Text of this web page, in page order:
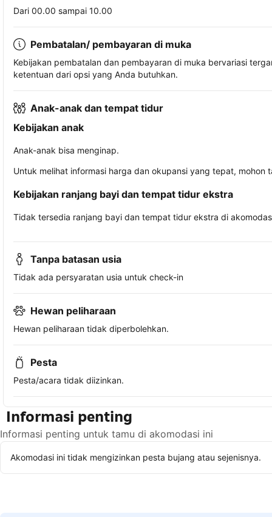
Dari 00.00 sampai 10.00
Pembatalan/ pembayaran di muka
Kebijakan pembatalan dan pembayaran di muka bervariasi
ketentuan dari opsi yang Anda butuhkan.
Anak-anak dan tempat tidur
Kebijakan anak
Anak-anak bisa menginap.
Untuk melihat informasi harga dan okupansi yang tepat,
Kebijakan ranjang bayi dan tempat tidur ekstra
Tidak tersedia ranjang bayi dan tempat tidur ekstra di
Tanpa batasan usia
Tidak ada persyaratan usia untuk check-in
Hewan peliharaan
Hewan peliharaan tidak diperbolehkan.
Pesta
Pesta/acara tidak diizinkan.
Informasi penting
Informasi penting untuk tamu di akomodasi ini
Akomodasi ini tidak mengizinkan pesta bujang atau sejenisnya.